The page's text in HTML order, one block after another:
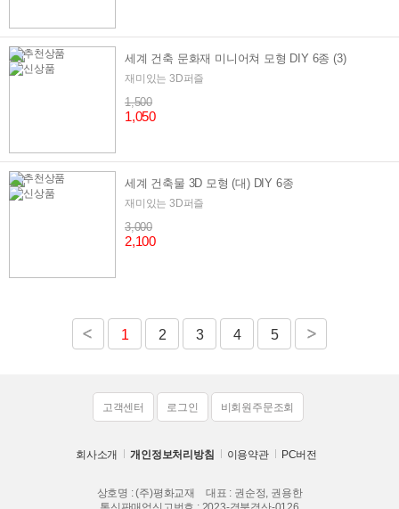
세계 건축 문화재 미니어쳐 모형 DIY 6종 (3)
재미있는 3D퍼즐
1,500
1,050
세계 건축물 3D 모형 (대) DIY 6종
재미있는 3D퍼즐
3,000
2,100
1 2 3 4 5
고객센터 로그인 비회원주문조회
회사소개 개인정보처리방침 이용약관 PC버전
상호명 : (주)평화교재
대표 : 권순정, 권용한